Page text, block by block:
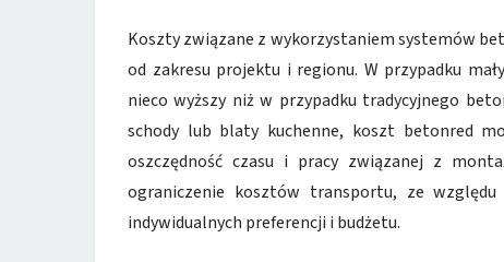
Koszty związane z wykorzystaniem systemów
od zakresu projektu i regionu. W przypadku
nieco wyższy niż w przypadku tradycyjnego
schody lub blaty kuchenne, koszt betonred
oszczędność czasu i pracy związanej z
ograniczenie kosztów transportu, ze
indywidualnych preferencji i budżetu.